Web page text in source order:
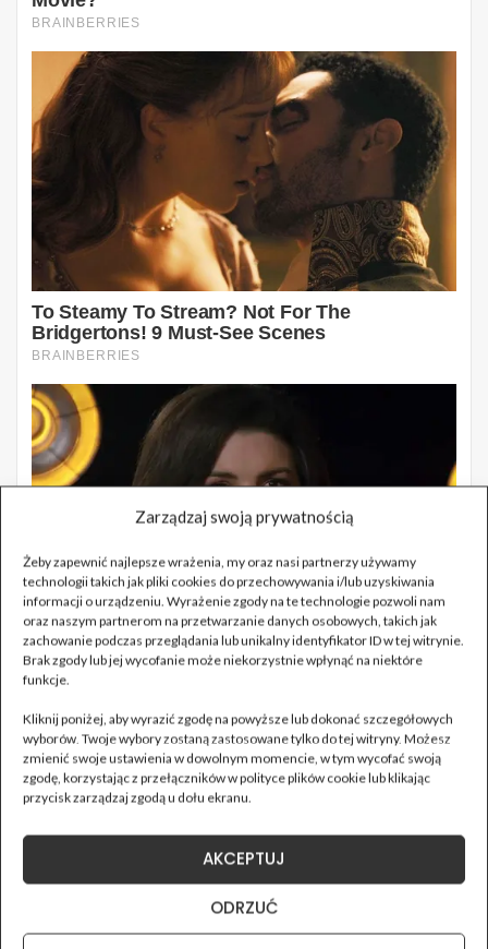
Zarządzaj swoją prywatnością
Żeby zapewnić najlepsze wrażenia, my oraz nasi partnerzy używamy
technologii takich jak pliki cookies do przechowywania i/lub uzyskiwania
informacji o urządzeniu. Wyrażenie zgody na te technologie pozwoli nam
oraz naszym partnerom na przetwarzanie danych osobowych, takich jak
zachowanie podczas przeglądania lub unikalny identyfikator ID w tej witrynie.
Brak zgody lub jej wycofanie może niekorzystnie wpłynąć na niektóre
funkcje.
Kliknij poniżej, aby wyrazić zgodę na powyższe lub dokonać szczegółowych
wyborów. Twoje wybory zostaną zastosowane tylko do tej witryny. Możesz
zmienić swoje ustawienia w dowolnym momencie, w tym wycofać swoją
zgodę, korzystając z przełączników w polityce plików cookie lub klikając
przycisk zarządzaj zgodą u dołu ekranu.
AKCEPTUJ
ODRZUĆ